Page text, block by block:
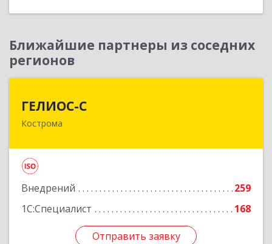
Назад
Ближайшие партнеры из соседних
регионов
ГЕЛИОС-С
Кострома
Внедрений
259
1С:Специалист
168
Отправить заявку
156026, Костромская обл, г.о. город Кострома,
Отправить заявку